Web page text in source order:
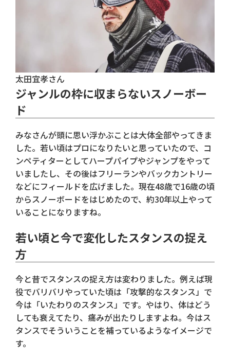
太田宜孝さん
ジャンルの枠に収まらないスノーボー
ド
みなさんが頭に思い浮かぶことは大体全部やってきま
した。若い頃はプロになりたいと思っていたので、コ
ンペティターとしてハープパイプやジャンプをやって
いましたし、その後はフリーランやバックカントリー
などにフィールドを広げました。現在48歳で16歳の頃
からスノーボードをはじめたので、約30年以上やって
いることになりますね。
若い頃と今で変化したスタンスの捉え
方
今と昔でスタンスの捉え方は変わりました。例えば現
役でバリバリやっていた頃は「攻撃的なスタンス」で
今は「いたわりのスタンス」です。やはり、体はどう
しても衰えてたり、痛みが出たりしますよね。今はス
タンスでそういうことを補っているようなイメージで
す。